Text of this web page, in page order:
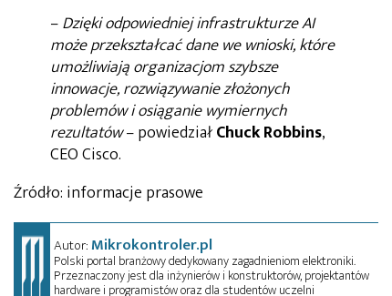
–Dzięki odpowiedniej infrastrukturze AI
może przekształcać dane we wnioski, które
umożliwiają organizacjom szybsze
innowacje, rozwiązywanie złożonych
problemów i osiąganie wymiernych
rezultatów– powiedziałChuck Robbins,
CEO Cisco.
Źródło: informacje prasowe
Autor:Mikrokontroler.pl
Polski portal branżowy dedykowany zagadnieniom elektroniki.
Przeznaczony jest dla inżynierów i konstruktorów, projektantów
hardware i programistów oraz dla studentów uczelni